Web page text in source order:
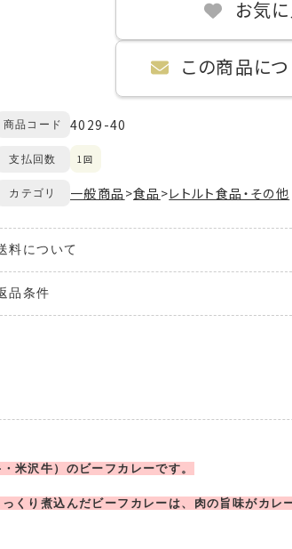
お気
この商品に
商品コード 4029-40
支払回数 1回
カテゴリ 一般商品 >食品 >レトルト食品・その他
料について
た、複数の商品を同時にご購入された場合、送料
購入のお手続きの際、「お届け先入力」の画面
品条件
米沢牛）のビーフカレーです。
くり煮込んだビーフカレーは、肉の旨味がカ